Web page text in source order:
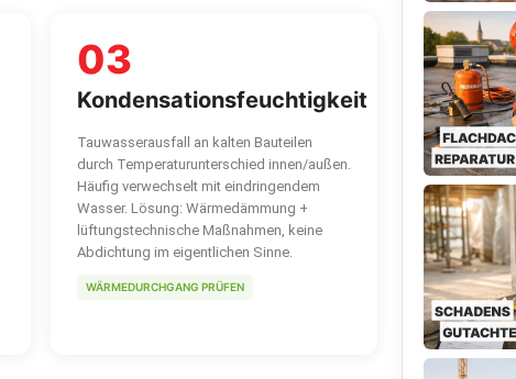
03
Kondensationsfeuchtigkeit
Tauwasserausfall an kalten Bauteilen
durch Temperaturunterschied innen/außen.
Häufig verwechselt mit eindringendem
Wasser. Lösung: Wärmedämmung +
lüftungstechnische Maßnahmen, keine
Abdichtung im eigentlichen Sinne.
WÄRMEDURCHGANG PRÜFEN